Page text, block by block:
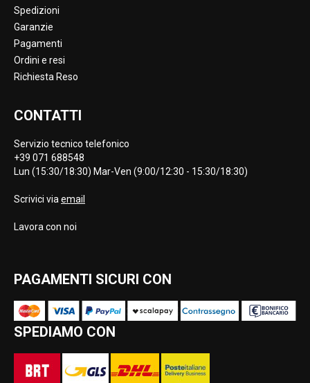
Spedizioni
Garanzie
Pagamenti
Ordini e resi
Richiesta Reso
CONTATTI
Servizio tecnico telefonico
+39 071 688548
Lun (15:30/18:30) Mar-Ven (9:00/12:30 - 15:30/18:30)
Scrivici via email
Lavora con noi
PAGAMENTI SICURI CON
SPEDIAMO CON